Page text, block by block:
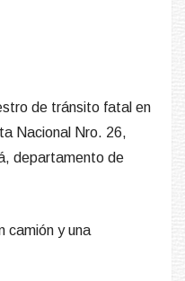
y una
médica al lugar
del
se trataba de un